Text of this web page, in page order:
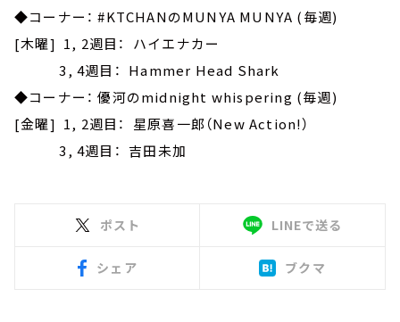
◆コーナー： #KTCHANのMUNYA MUNYA (毎週)
[木曜] 1, 2週目： ハイエナカー
3, 4週目： Hammer Head Shark
◆コーナー： 優河のmidnight whispering (毎週)
[金曜] 1, 2週目： 星原喜一郎（New Action!）
3, 4週目： 吉田未加
ポスト LINEで送る
シェア ブクマ